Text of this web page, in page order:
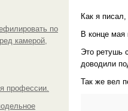
по
камерой,
профессии.
Как я
В конце мая
Это ретушь
доводили
Так же вел